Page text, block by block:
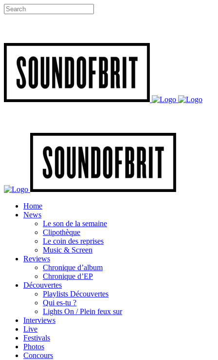
Home
News
Le son de la semaine
Clipothèque
Le coin des reprises
Music & Screen
Reviews
Chronique d’album
Chronique d’EP
Découvertes
Playlists Découvertes
Qui es-tu ?
Lights On / Plein feux sur
Interviews
Live
Festivals
Photos
Concours